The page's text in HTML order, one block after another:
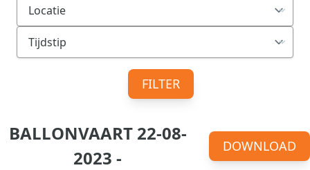
FILTER
BALLONVAART 22-08-
2023 -
DOWNLOAD